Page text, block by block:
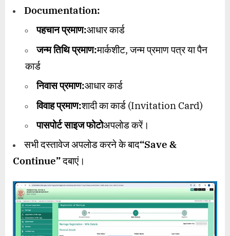
Documentation:
पहचान प्रमाण:आधार कार्ड
जन्म तिथि प्रमाण:मार्कशीट, जन्म प्रमाण पत्र या पैन
कार्ड
निवास प्रमाण:आधार कार्ड
विवाह प्रमाण:शादी का कार्ड (Invitation Card)
पासपोर्ट साइज फोटोअपलोड करें।
सभी दस्तावेज अपलोड करने के बाद“Save &
Continue”दबाएं।